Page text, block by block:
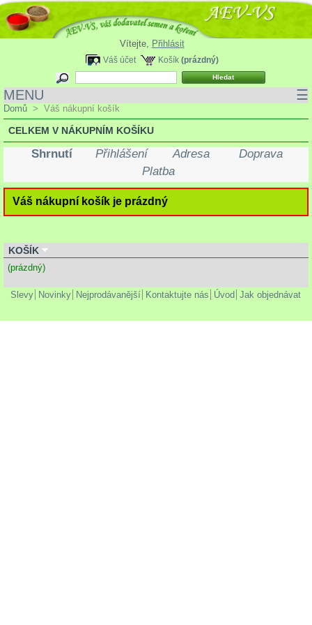
Vítejte, Přihlásit
Košík (prázdný)
Váš účet
MENU ☰
Domů > Váš nákupní košík
CELKEM V NÁKUPNÍM KOŠÍKU
Shrnutí Přihlášení Adresa
Doprava
Platba
Váš nákupní košík je prázdný
KOŠÍK
(prázdný)
Slevy Novinky Nejprodávanější Kontaktujte nás Úvod Jak objednávat